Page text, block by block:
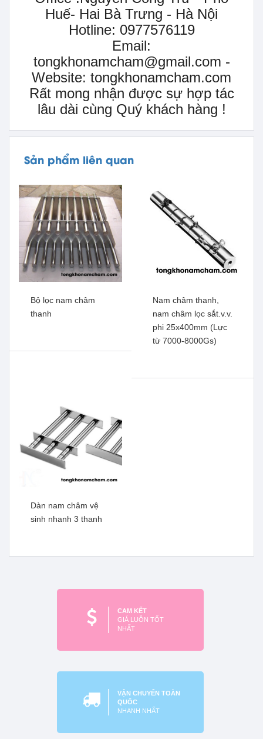
Huế- Hai Bà Trưng - Hà Nội
Hotline: 0977576119
Email:
tongkhonamcham@gmail.com -
Website: tongkhonamcham.com
Rất mong nhận được sự hợp tác
lâu dài cùng Quý khách hàng !
Sản phẩm liên quan
Bộ lọc nam châm
thanh
Nam châm thanh,
nam châm lọc sắt.v.v.
phi 25x400mm (Lực
từ 7000-8000Gs)
Dàn nam châm vệ
sinh nhanh 3 thanh
CAM KẾT
GIÁ LUÔN TỐT
NHẤT
VẬN CHUYỂN TOÀN
QUỐC
NHANH NHẤT